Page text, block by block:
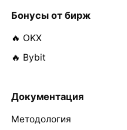
Бонусы от бирж
🔥 OKX
🔥 Bybit
Документация
Методология